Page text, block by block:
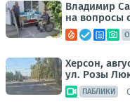
Владимир
на вопросы
Херсон,
ул. Розы
ПАБЛИКИ